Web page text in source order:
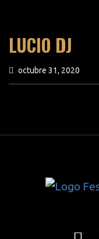
LUCIO DJ
octubre 31, 2020